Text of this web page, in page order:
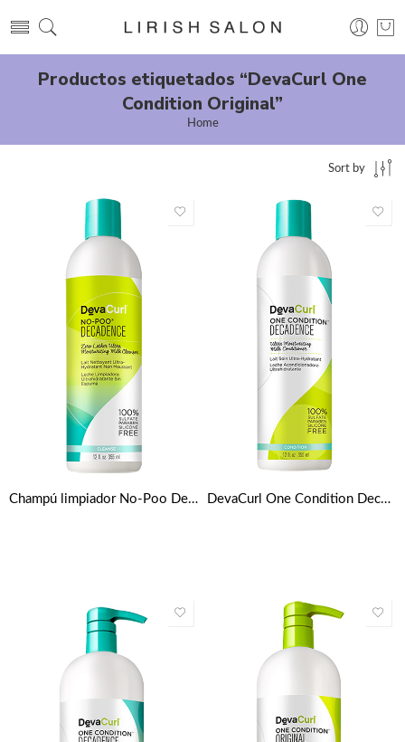
Productos etiquetados “DevaCurl One
Condition Original”
Home
Sort by
Champú limpiador No-Poo Decadence 12oz de DevaCurl DevaCurl One Condition Decadence (acondicionador crema diario – para el pelo super rizado) 355ml / 12oz